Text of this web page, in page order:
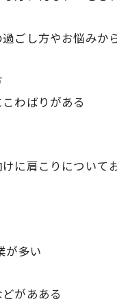
ごし方やお悩みか
わばりがある
に肩こりについて
が多い
があある